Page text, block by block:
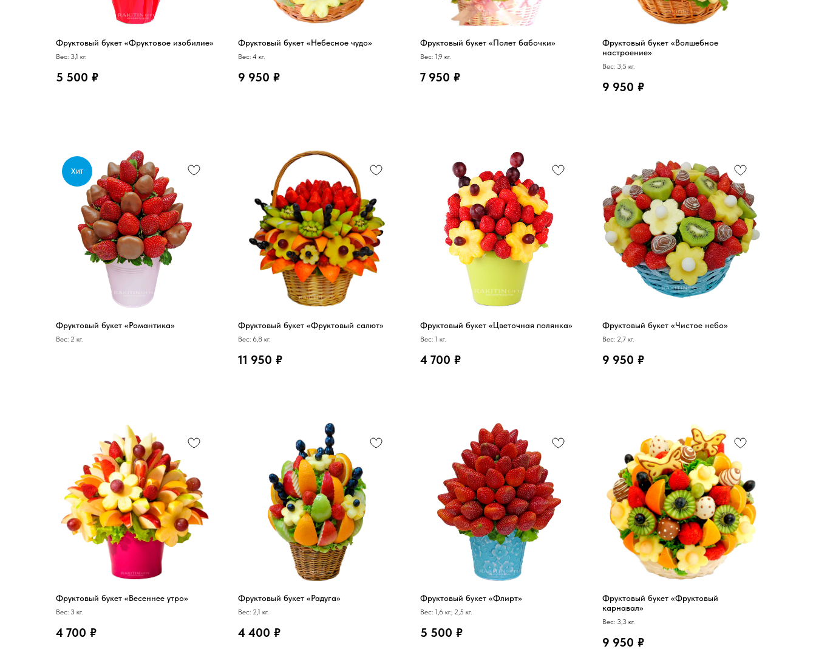
Фруктовый букет «Фруктовое изобилие»
Вес: 3,1 кг.
5 500 ₽
Фруктовый букет «Небесное чудо»
Вес: 4 кг.
9 950 ₽
Фруктовый букет «Полет бабочки»
Вес: 1,9 кг.
7 950 ₽
Фруктовый букет «Волшебное
настроение»
Вес: 3,5 кг.
9 950 ₽
Хит
Фруктовый букет «Романтика»
Вес: 2 кг.
Фруктовый букет «Фруктовый салют»
Вес: 6,8 кг.
11 950 ₽
Фруктовый букет «Цветочная полянка»
Вес: 1 кг.
4 700 ₽
Фруктовый букет «Чистое небо»
Вес: 2,7 кг.
9 950 ₽
Фруктовый букет «Весеннее утро»
Вес: 3 кг.
4 700 ₽
Фруктовый букет «Радуга»
Вес: 2,1 кг.
4 400 ₽
Фруктовый букет «Флирт»
Вес: 1,6 кг.; 2,5 кг.
5 500 ₽
Фруктовый букет «Фруктовый
карнавал»
Вес: 3,3 кг.
9 950 ₽